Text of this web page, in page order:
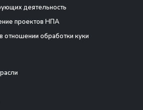
деятельность
проектов НПА
отношении обработки куки